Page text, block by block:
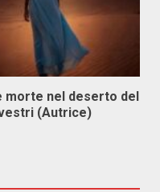
morte nel deserto del
(Autrice)